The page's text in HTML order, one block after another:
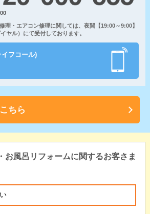
理・エアコン修理に関しては、夜間【19:00～9:00】
ヤル）にて受付しております。
フコール)
ちら
お風呂リフォームに関するお客さま